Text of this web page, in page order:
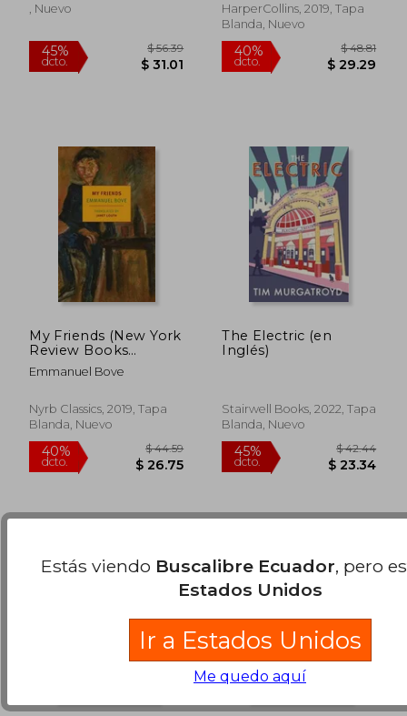
dcto. $ 24.58 dcto. $
, Nuevo
HarperCollins, 2019, Tapa
Blanda, Nuevo
My Friends (New York
Review Books
Classics) (en Inglés)
Emmanuel Bove
Nyrb Classics, 2019, Tapa
Blanda, Nuevo
The Electric (en
Inglés)
Stairwell Books, 2022, Tapa
Blanda, Nuevo
Estás viendo Buscalibre Ecuador, pero
Estados Unidos
Ir a Estados Unidos
Me quedo aquí